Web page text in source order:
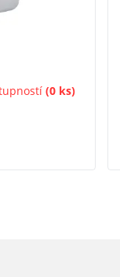
(0 ks)